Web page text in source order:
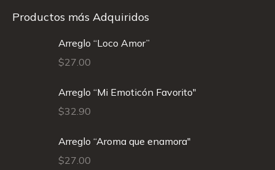
Productos más Adquiridos
Arreglo “Loco Amor”
$27.00
Arreglo “Mi Emoticón Favorito"
$32.90
Arreglo “Aroma que enamora"
$27.00